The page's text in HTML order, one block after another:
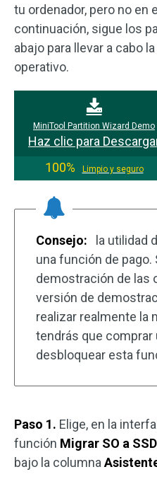
tu ordenador, pero no en
continuación, sigue los
abajo para llevar a cabo
operativo.
MiniTool Partition Wizard Demo
Haz clic para
100%
Limpio y seguro
Consejo:
la utilidad
una función de pago.
demostración de las
versión de
realizar realmente la
tendrás que comprar
desbloquear esta
Paso 1. Elige, en la
función Migrar SO a
bajo la columna